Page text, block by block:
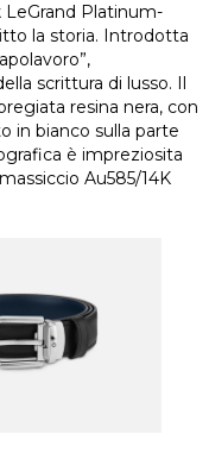
Platinum-
la storia. Introdotta
scrittura di lusso. Il
resina nera, con
in bianco sulla parte
è impreziosita
Au585/14K